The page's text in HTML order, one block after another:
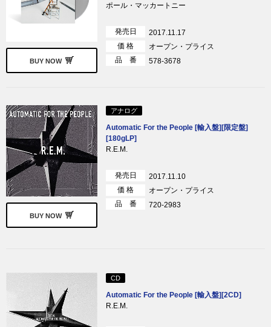
BUY NOW
ポール・マッカートニー
発売日
2017.11.17
価 格
オープン・プライス
品 番
578-3678
BUY NOW
アナログ
Automatic For the People [輸入盤][限定盤]
[180gLP]
R.E.M.
発売日
2017.11.10
価 格
オープン・プライス
品 番
720-2983
CD
Automatic For the People [輸入盤][2CD]
R.E.M.